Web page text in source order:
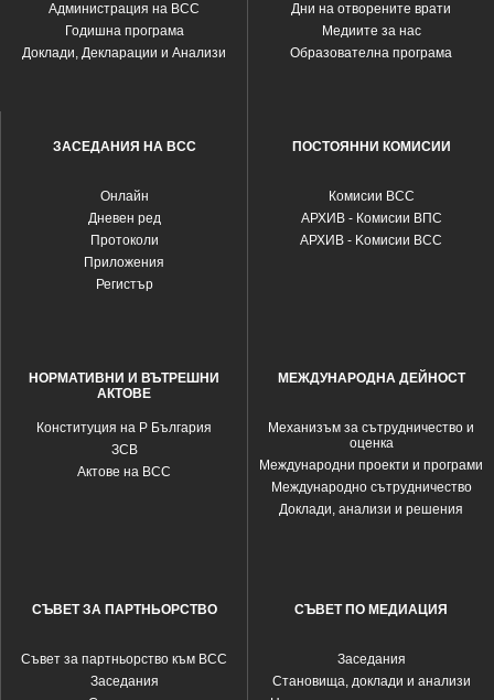
Администрация на ВСС
Годишна програма
Доклади, Декларации и Анализи
Дни на отворените врати
Медиите за нас
Образователна програма
ЗАСЕДАНИЯ НА ВСС
Oнлайн
Дневен ред
Протоколи
Приложения
Регистър
ПОСТОЯННИ КОМИСИИ
Комисии ВСС
АРХИВ - Комисии ВПС
АРХИВ - Kомисии ВСС
НОРМАТИВНИ И ВЪТРЕШНИ
АКТОВЕ
Конституция на Р България
ЗСВ
Актове на ВСС
МЕЖДУНАРОДНА ДЕЙНОСТ
Механизъм за сътрудничество и
оценка
Международни проекти и програми
Международно сътрудничество
Доклади, анализи и решения
СЪВЕТ ЗА ПАРТНЬОРСТВО
Съвет за партньорство към ВСС
Заседания
СЪВЕТ ПО МЕДИАЦИЯ
Заседания
Становища, доклади и анализи